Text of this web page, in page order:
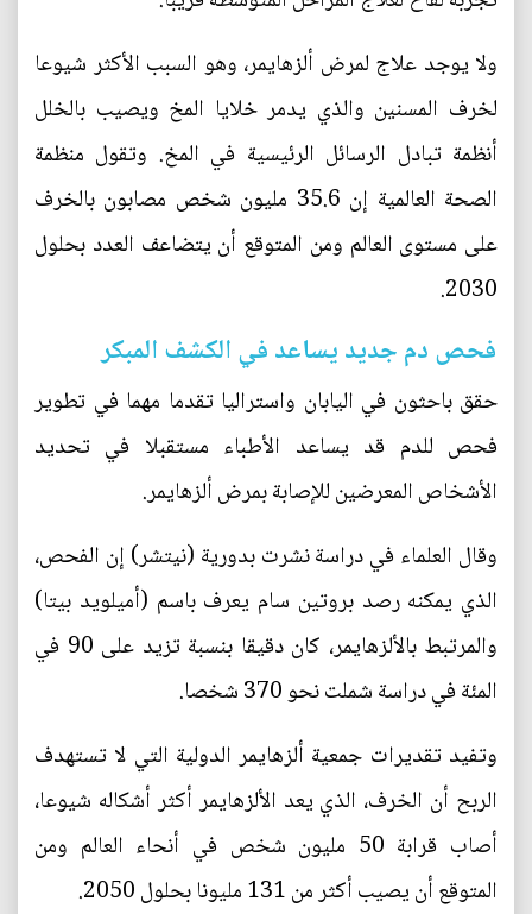
ولا يوجد علاج لمرض ألزهايمر، وهو السبب الأكثر شيوعا
لخرف المسنين والذي يدمر خلايا المخ ويصيب بالخلل
أنظمة تبادل الرسائل الرئيسية في المخ. وتقول منظمة
الصحة العالمية إن 35.6 مليون شخص مصابون بالخرف
على مستوى العالم ومن المتوقع أن يتضاعف العدد بحلول
2030.
فحص دم جديد يساعد في الكشف المبكر
حقق باحثون في اليابان واستراليا تقدما مهما في تطوير
فحص للدم قد يساعد الأطباء مستقبلا في تحديد
الأشخاص المعرضين للإصابة بمرض ألزهايمر.
وقال العلماء في دراسة نشرت بدورية (نيتشر) إن الفحص،
الذي يمكنه رصد بروتين سام يعرف باسم (أميلويد بيتا)
والمرتبط بالألزهايمر، كان دقيقا بنسبة تزيد على 90 في
المئة في دراسة شملت نحو 370 شخصا.
وتفيد تقديرات جمعية ألزهايمر الدولية التي لا تستهدف
الربح أن الخرف، الذي يعد الألزهايمر أكثر أشكاله شيوعا،
أصاب قرابة 50 مليون شخص في أنحاء العالم ومن
المتوقع أن يصيب أكثر من 131 مليونا بحلول 2050.